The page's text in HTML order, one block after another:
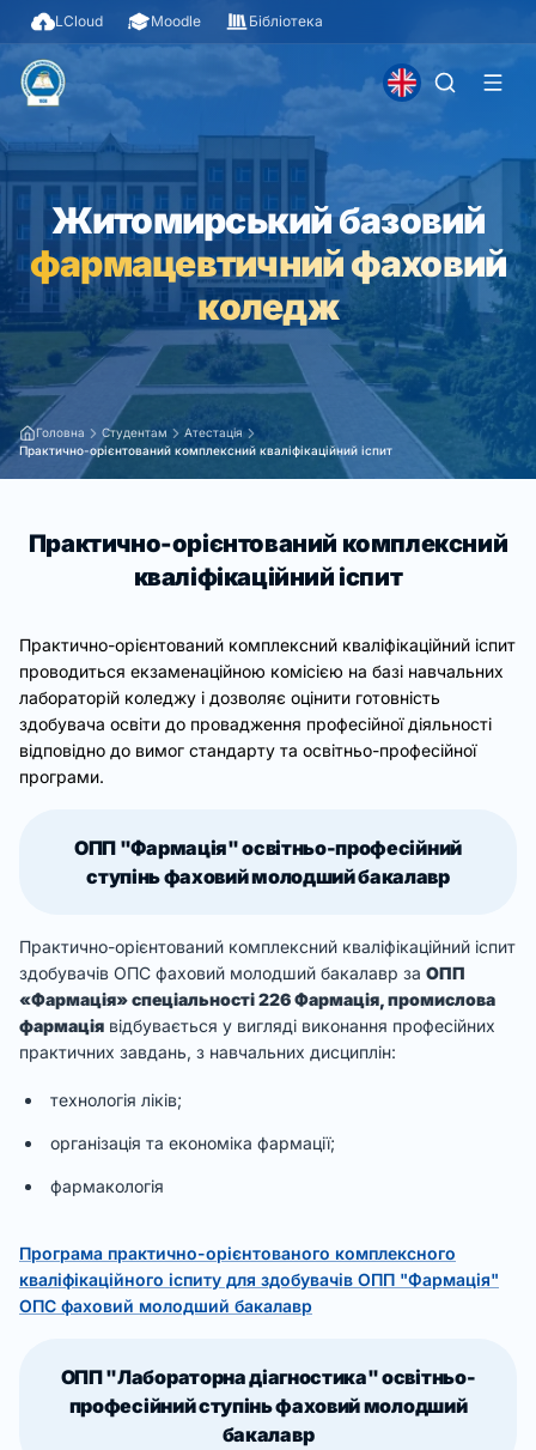
LCloud Moodle Бібліотека
Житомирський базовий
фармацевтичний фаховий
коледж
Головна Студентам
Атестація
Практично-орієнтований комплексний кваліфікаційний іспит
Практично-орієнтований комплексний
кваліфікаційний іспит
Практично-орієнтований комплексний кваліфікаційний іспит
проводиться екзаменаційною комісією на базі навчальних
лабораторій коледжу і дозволяє оцінити готовність
здобувача освіти до провадження професійної діяльності
відповідно до вимог стандарту та освітньо-професійної
програми.
ОПП "Фармація" освітньо-професійний
ступінь фаховий молодший бакалавр
Практично-орієнтований комплексний кваліфікаційний іспит
здобувачів ОПС фаховий молодший бакалавр за ОПП
«Фармація» спеціальності 226 Фармація, промислова
фармація відбувається у вигляді виконання професійних
практичних завдань, з навчальних дисциплін:
технологія ліків;
організація та економіка фармації;
фармакологія
Програма практично-орієнтованого комплексного
кваліфікаційного іспиту для здобувачів ОПП "Фармація"
ОПС фаховий молодший бакалавр
ОПП "Лабораторна діагностика" освітньо-
професійний ступінь фаховий молодший
бакалавр